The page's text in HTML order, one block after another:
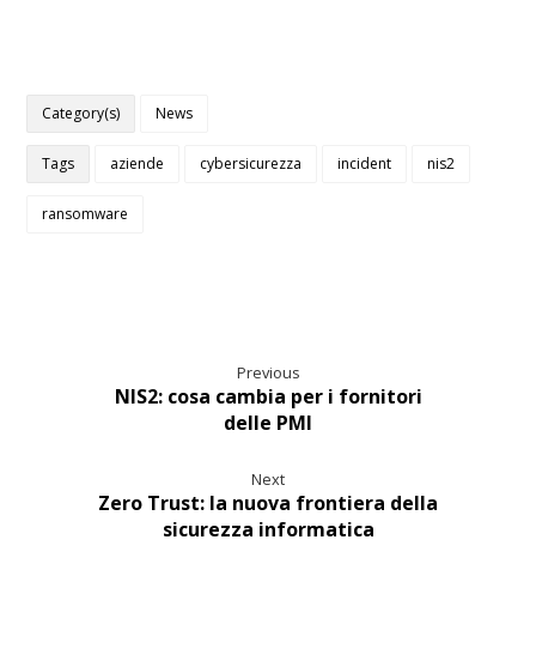
Category(s) News
Tags aziende cybersicurezza incident nis2
ransomware
Previous
NIS2: cosa cambia per i fornitori
delle PMI
Next
Zero Trust: la nuova frontiera della
sicurezza informatica